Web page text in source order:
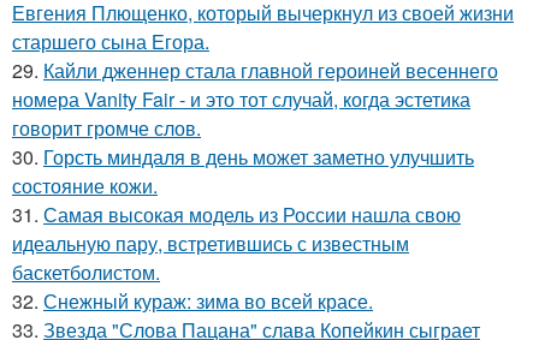
Евгения Плющенко, который вычеркнул из своей жизни
старшего сына Егора.
29. Кайли дженнер стала главной героиней весеннего
номера Vanity Fair - и это тот случай, когда эстетика
говорит громче слов.
30. Горсть миндаля в день может заметно улучшить
состояние кожи.
31. Самая высокая модель из России нашла свою
идеальную пару, встретившись с известным
баскетболистом.
32. Снежный кураж: зима во всей красе.
33. Звезда "Слова Пацана" слава Копейкин сыграет